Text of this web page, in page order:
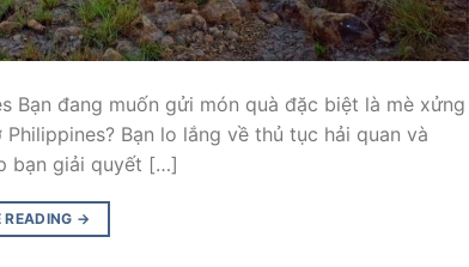
Bạn đang muốn gửi món quà đặc biệt là mè xửng
Bạn lo lắng về thủ tục hải quan và
bạn giải quyết […]
→